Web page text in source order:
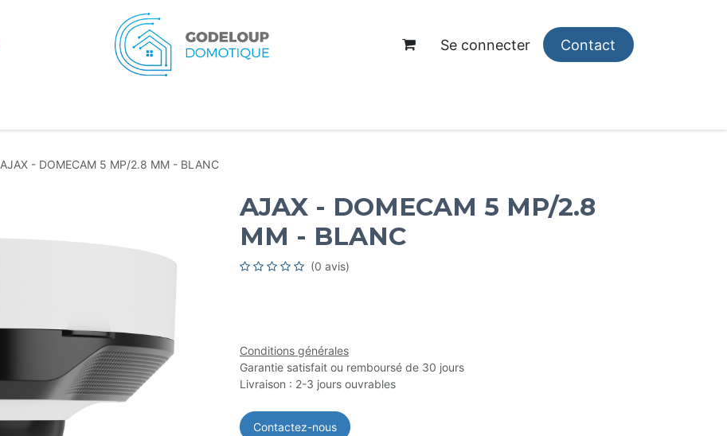
Se connecter Contact
AJAX - DOMECAM 5 MP/2.8 MM - BLANC
AJAX - DOMECAM 5 MP/2.8
MM - BLANC
(0 avis)
Conditions générales
Garantie satisfait ou remboursé de 30 jours
Livraison : 2-3 jours ouvrables
Contactez-nous